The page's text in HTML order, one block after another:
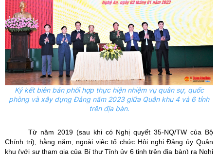
Ký kết biên bản phối hợp thực hiện nhiệm vụ quân sự, quốc
phòng và xây dựng Đảng năm 2023 giữa Quân khu 4 và 6 tỉnh
trên địa bàn.
Từ năm 2019 (sau khi có Nghị quyết 35-NQ/TW của Bộ
Chính trị), hằng năm, ngoài việc tổ chức Hội nghị Đảng ủy Quân
khu (với sự tham gia của Bí thư Tỉnh ủy 6 tỉnh trên địa bàn) ra Nghị